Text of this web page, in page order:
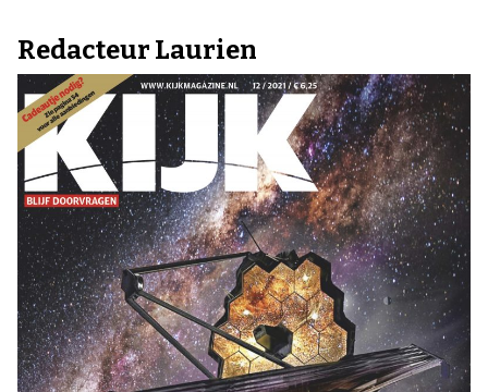
Redacteur Laurien